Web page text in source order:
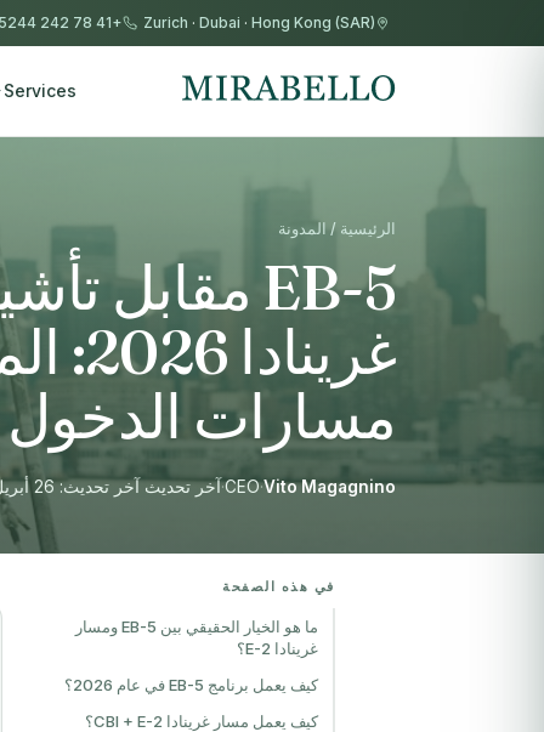
Zurich · Dubai · Hong Kong (SAR)
+41 78 242 5244
Services
الرئيسية / المدونة
مسارات الدخول
Vito Magagnino
·
CEO
·آخر تحديث آخر تحديث: 26 أبريل 2026
في هذه الصفحة
ما هو الخيار الحقيقي بين EB-5 ومسار
غرينادا E-2؟
كيف يعمل برنامج EB-5 في عام 2026؟
كيف يعمل مسار غرينادا CBI + E-2؟